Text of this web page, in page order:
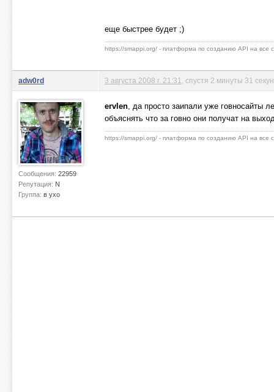
еще быстрее будет ;)
https://smappi.org/ - платформа по созданию API на все
adw0rd
Сообщения: 22959
Репутация: N
Группа: в ухо
3 августа 2008 г. 21:31 , спустя 2 минуты 31
ervlen, да просто заипали уже говносайты
объяснять что за говно они получат на
https://smappi.org/ - платформа по созданию API на все